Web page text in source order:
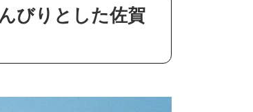
びりとした佐賀